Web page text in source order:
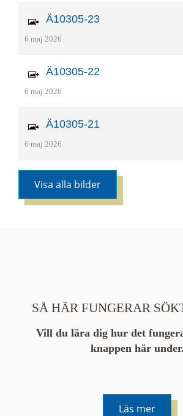
Ä10305-23
6 maj 2026
Ä10305-22
6 maj 2026
Ä10305-21
6 maj 2026
Visa alla bilder
SÅ HÄR FUNGERAR
Vill du lära dig hur det
knappen här under.
Läs mer